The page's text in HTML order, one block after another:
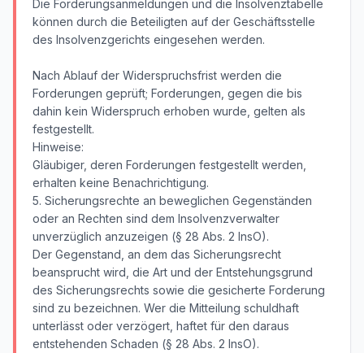
Die Forderungsanmeldungen und die Insolvenztabelle
können durch die Beteiligten auf der Geschäftsstelle
des Insolvenzgerichts eingesehen werden.
Nach Ablauf der Widerspruchsfrist werden die
Forderungen geprüft; Forderungen, gegen die bis
dahin kein Widerspruch erhoben wurde, gelten als
festgestellt.
Hinweise:
Gläubiger, deren Forderungen festgestellt werden,
erhalten keine Benachrichtigung.
5. Sicherungsrechte an beweglichen Gegenständen
oder an Rechten sind dem Insolvenzverwalter
unverzüglich anzuzeigen (§ 28 Abs. 2 InsO).
Der Gegenstand, an dem das Sicherungsrecht
beansprucht wird, die Art und der Entstehungsgrund
des Sicherungsrechts sowie die gesicherte Forderung
sind zu bezeichnen. Wer die Mitteilung schuldhaft
unterlässt oder verzögert, haftet für den daraus
entstehenden Schaden (§ 28 Abs. 2 InsO).